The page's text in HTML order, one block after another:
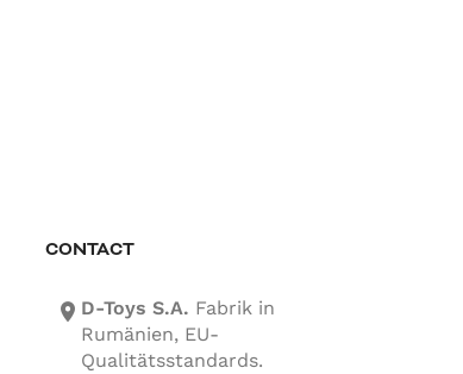
CONTACT
location-icon D-Toys S.A. Fabrik in
Rumänien, EU-
Qualitätsstandards.